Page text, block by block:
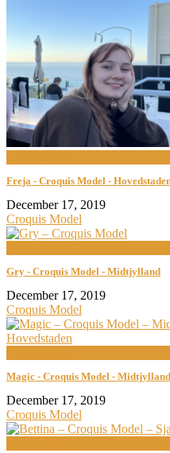
Freja - Croquis Model -
December 17, 2019
Croquis Model
Gry - Croquis Model - Midtjylland
December 17, 2019
Croquis Model
Magic - Croquis Model -
December 17, 2019
Croquis Model